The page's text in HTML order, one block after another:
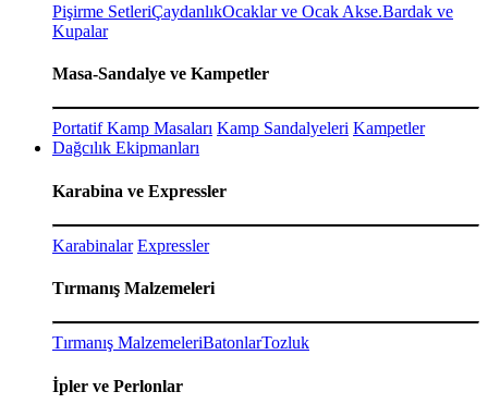
Pişirme SetleriÇaydanlıkOcaklar ve Ocak Akse.Bardak ve
Kupalar
Masa-Sandalye ve Kampetler
Portatif Kamp Masaları Kamp Sandalyeleri Kampetler
Dağcılık Ekipmanları
Karabina ve Expressler
Karabinalar Expressler
Tırmanış Malzemeleri
Tırmanış MalzemeleriBatonlarTozluk
İpler ve Perlonlar